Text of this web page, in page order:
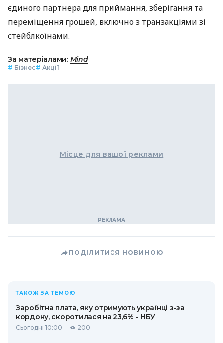
єдиного партнера для приймання, зберігання та
переміщення грошей, включно з транзакціями зі
стейблкоїнами.
За матеріалами: Mind
# Бізнес# Акції
Місце для вашої реклами
ПОДІЛИТИСЯ НОВИНОЮ
ТАКОЖ ЗА ТЕМОЮ
Заробітна плата, яку отримують українці з-за
кордону, скоротилася на 23,6% - НБУ
Сьогодні 10:00 200